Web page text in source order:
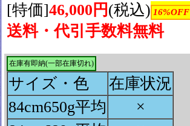
[特価]46,000円 (税込) 16%OFF
送料・代引手数料無料
在庫有即納(一部在庫切れ)
サイズ・色
在庫状況
84cm650g平均
×